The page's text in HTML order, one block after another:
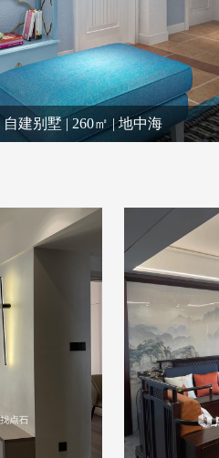
自建别墅 | 260㎡| 地中海